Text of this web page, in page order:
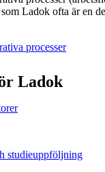
Ladok ofta är en
processer
Ladok
studieuppföljning